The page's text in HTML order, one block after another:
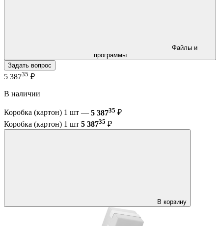
программы
Задать вопрос
5 38735 ₽
В наличии
Коробка (картон) 1 шт — 5 38735 ₽
Коробка (картон) 1 шт 5 38735 ₽
В корзину